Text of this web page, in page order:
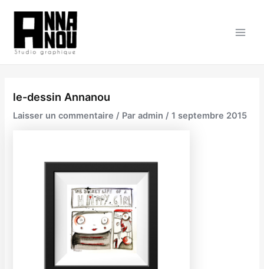
contenu
le-dessin Annanou
Laisser un commentaire / Paradmin/1 septembre 2015